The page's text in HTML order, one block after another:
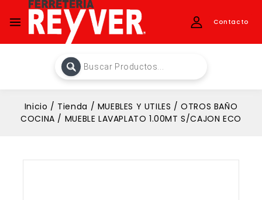
Contacto
Inicio / Tienda / MUEBLES Y UTILES / OTROS BAÑO
COCINA / MUEBLE LAVAPLATO 1.00MT S/CAJON ECO